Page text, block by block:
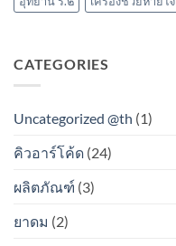
CATEGORIES
Uncategorized @th (1)
คิวอาร์โค้ด (24)
ผลิตภัณฑ์ (3)
ยาดม (2)